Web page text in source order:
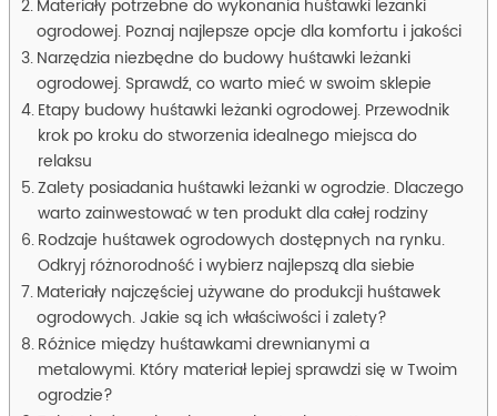
Materiały potrzebne do wykonania huśtawki leżanki
ogrodowej. Poznaj najlepsze opcje dla komfortu i jakości
Narzędzia niezbędne do budowy huśtawki leżanki
ogrodowej. Sprawdź, co warto mieć w swoim sklepie
Etapy budowy huśtawki leżanki ogrodowej. Przewodnik
krok po kroku do stworzenia idealnego miejsca do
relaksu
Zalety posiadania huśtawki leżanki w ogrodzie. Dlaczego
warto zainwestować w ten produkt dla całej rodziny
Rodzaje huśtawek ogrodowych dostępnych na rynku.
Odkryj różnorodność i wybierz najlepszą dla siebie
Materiały najczęściej używane do produkcji huśtawek
ogrodowych. Jakie są ich właściwości i zalety?
Różnice między huśtawkami drewnianymi a
metalowymi. Który materiał lepiej sprawdzi się w Twoim
ogrodzie?